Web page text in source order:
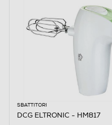
SBATTITORI
DCG ELTRONIC - HM817